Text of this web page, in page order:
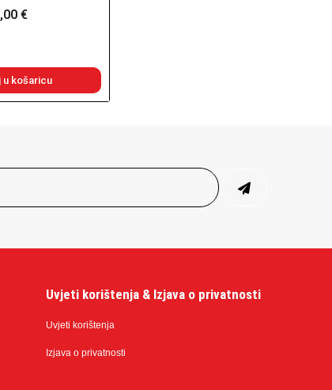
€
u košaricu
Uvjeti korištenja & Izjava o privatnosti
Uvjeti korištenja
Izjava o privatnosti